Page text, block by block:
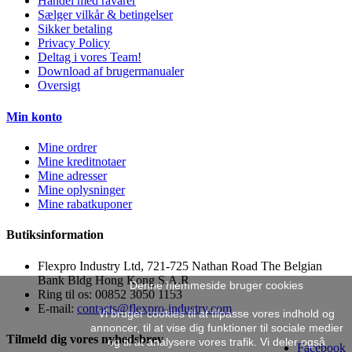
Sælger vilkår & betingelser
Sikker betaling
Privacy Policy
Deltag i vores Team!
Download af brugermanualer
Oversigt
Min konto
Mine ordrer
Mine kreditnotaer
Mine adresser
Mine oplysninger
Mine rabatkuponer
Butiksinformation
Flexpro Industry Ltd, 721-725 Nathan Road The Belgian
Bank Bldg Hong Kong S.A.R
Ring til os: 00852 3050 1153
E-mail: contacts@flexpro-industry.com
Facebook
Tilmeld dig vores nyhedsbrev
Denne hjemmeside bruger cookies
Vi bruger cookies til at tilpasse vores indhold og
annoncer, til at vise dig funktioner til sociale medier
og til at analysere vores trafik. Vi deler også